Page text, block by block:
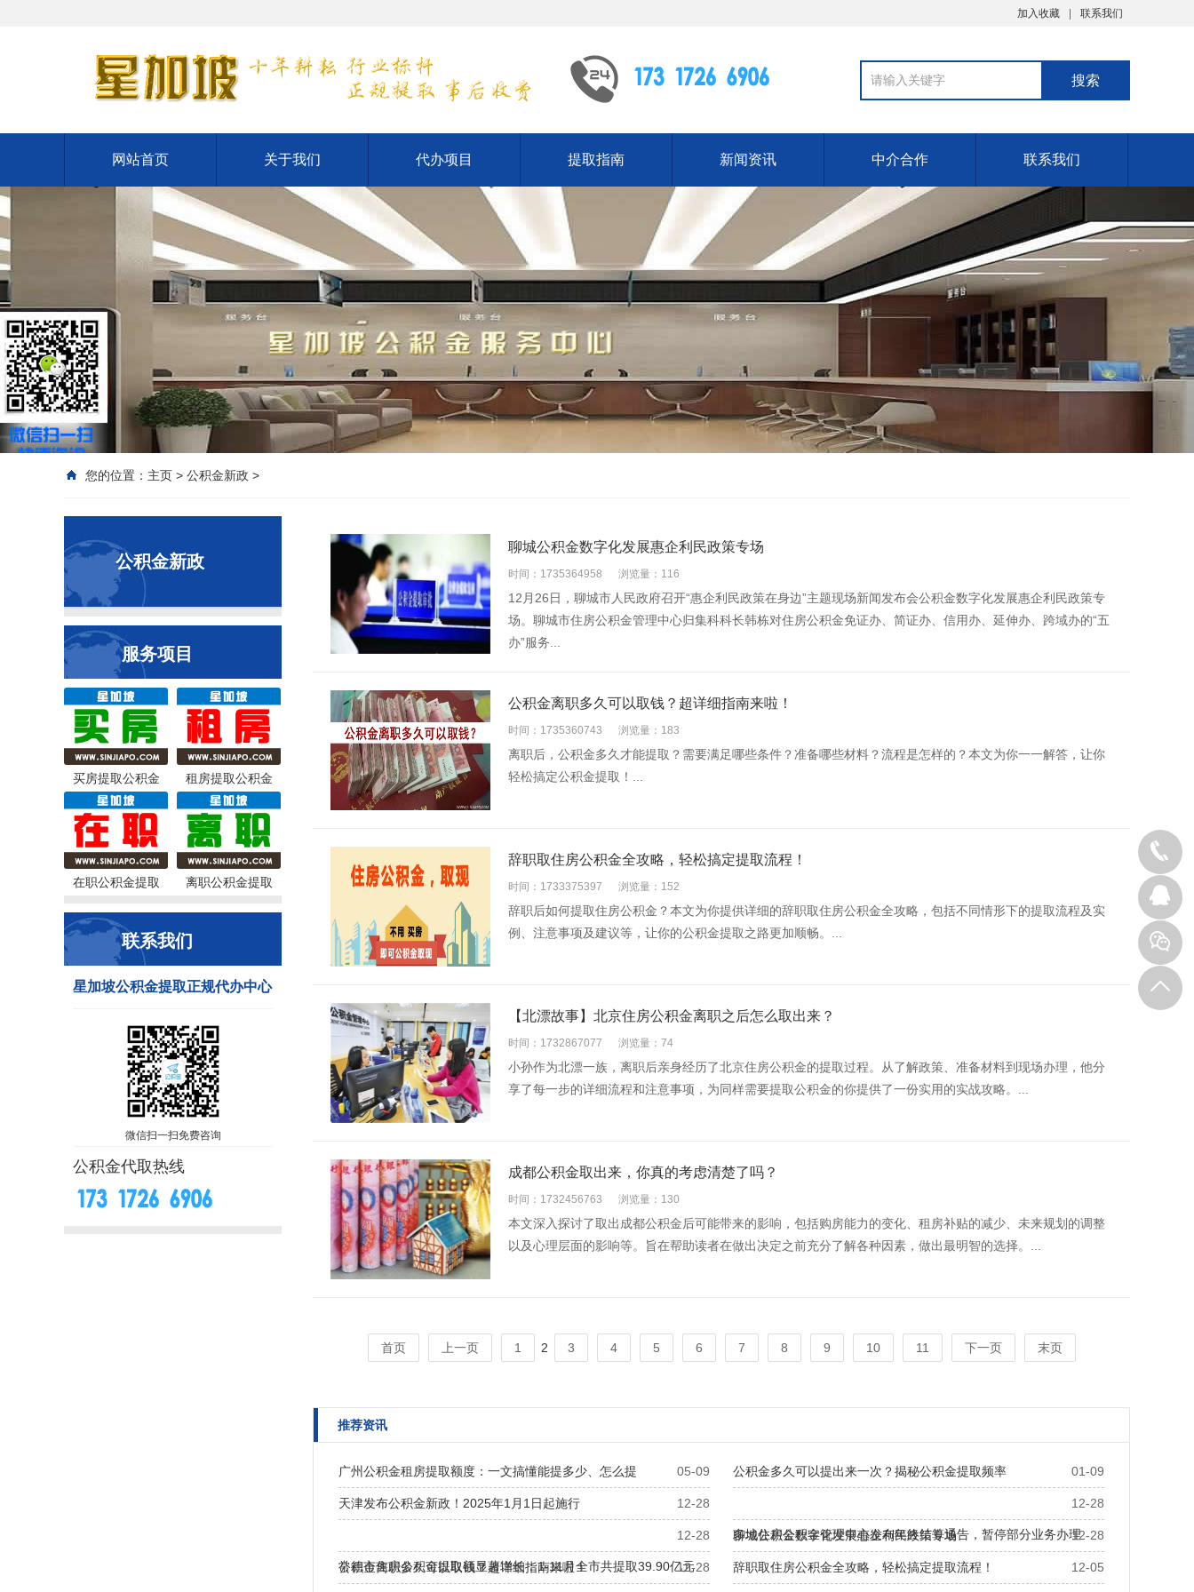
加入收藏 联系我们
网站首页 关于我们 代办项目 提取指南 新闻资讯 中介合作 联系我们
您的位置： 主页 > 公积金新政 >
公积金新政
服务项目
买房提取公积金 租房提取公积金
在职公积金提取 离职公积金提取
联系我们
星加坡公积金提取正规代办中心
微信扫一扫免费咨询
公积金代取热线
聊城公积金数字化发展惠企利民政策专场
时间：1735364958 浏览量：116
12月26日，聊城市人民政府召开“惠企利民政策在身边”主题现场新闻发布会公积金数字化发展惠企利民政策专
场。聊城市住房公积金管理中心归集科科长韩栋对住房公积金免证办、简证办、信用办、延伸办、跨域办的“五
办”服务...
公积金离职多久可以取钱？超详细指南来啦！
时间：1735360743 浏览量：183
离职后，公积金多久才能提取？需要满足哪些条件？准备哪些材料？流程是怎样的？本文为你一一解答，让你
轻松搞定公积金提取！...
辞职取住房公积金全攻略，轻松搞定提取流程！
时间：1733375397 浏览量：152
辞职后如何提取住房公积金？本文为你提供详细的辞职取住房公积金全攻略，包括不同情形下的提取流程及实
例、注意事项及建议等，让你的公积金提取之路更加顺畅。...
【北漂故事】北京住房公积金离职之后怎么取出来？
时间：1732867077 浏览量：74
小孙作为北漂一族，离职后亲身经历了北京住房公积金的提取过程。从了解政策、准备材料到现场办理，他分
享了每一步的详细流程和注意事项，为同样需要提取公积金的你提供了一份实用的实战攻略。...
成都公积金取出来，你真的考虑清楚了吗？
时间：1732456763 浏览量：130
本文深入探讨了取出成都公积金后可能带来的影响，包括购房能力的变化、租房补贴的减少、未来规划的调整
以及心理层面的影响等。旨在帮助读者在做出决定之前充分了解各种因素，做出最明智的选择。...
首页 上一页 1 2 3 4 5 6 7 8 9 10 11 下一页 末页
推荐资讯
05-09
广州公积金租房提取额度：一文搞懂能提多少、怎么提 01-09
公积金多久可以提出来一次？揭秘公积金提取频率
12-28
天津发布公积金新政！2025年1月1日起施行 12-28
多地住房公积金管理中心发布年终结算通告，暂停部分业务办理
12-28
常德市住房公积金提取额显著增长：1-11月全市共提取39.90亿元
12-28
聊城公积金数字化发展惠企利民政策专场
12-28
公积金离职多久可以取钱？超详细指南来啦！ 12-05
辞职取住房公积金全攻略，轻松搞定提取流程！